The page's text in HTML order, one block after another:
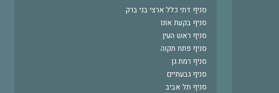
סניף דתי כלל ארצי בני ברק
סניף בקעת אונו
סניף ראש העין
סניף פתח תקוה
סניף רמת גן
סניף גבעתיים
סניף תל אביב